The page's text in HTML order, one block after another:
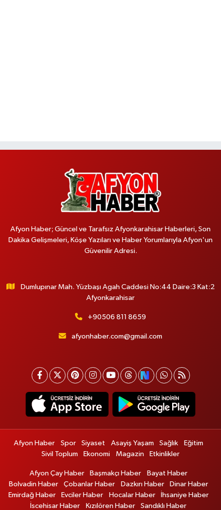
Afyon Haber; Güncel ve Tarafsız Afyonkarahisar Haberleri, Son
Dakika Gelişmeleri, Köşe Yazıları ve Haber Yorumlarıyla Afyon'un
Güvenilir Adresi.
Dumlupınar Mah. Yüzbaşı Agah Caddesi No:44 Daire:3 Kat:2
Afyonkarahisar
+90506 811 8659
afyonhaber.com@gmail.com
Afyon Haber Spor Siyaset Asayiş Yaşam Sağlık
Eğitim
Sivil Toplum
Ekonomi Magazin Etkinlikler
Afyon Çay Haber Başmakçı Haber
Bayat Haber
Bolvadin Haber
Çobanlar Haber Dazkırı Haber
Dinar Haber
Emirdağ Haber
Evciler Haber Hocalar Haber
İhsaniye Haber
İscehisar Haber
Kızılören Haber Sandıklı Haber